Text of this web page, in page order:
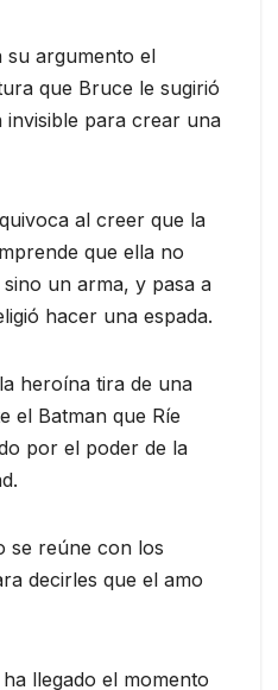
su argumento el
que Bruce le sugirió
invisible para crear una
al creer que la
que ella no
un arma, y pasa a
hacer una espada.
heroína tira de una
el Batman que Ríe
por el poder de la
se reúne con los
decirles que el amo
llegado el momento